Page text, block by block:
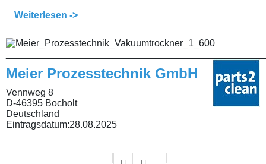
Weiterlesen ->
Meier Prozesstechnik GmbH
Vennweg 8
D-46395 Bocholt
Deutschland
Eintragsdatum:28.08.2025